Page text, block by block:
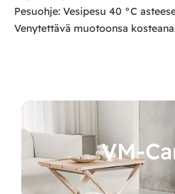
Pesuohje: Vesipesu 40 °C
Venytettävä muotoonsa
VM-